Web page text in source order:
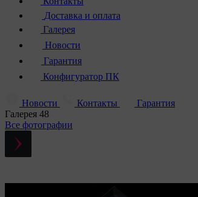
Доставка и оплата
Галерея
Новости
Гарантия
Конфигуратор ПК
Новости Контакты
Гарантия
Галерея 48
Все фотографии